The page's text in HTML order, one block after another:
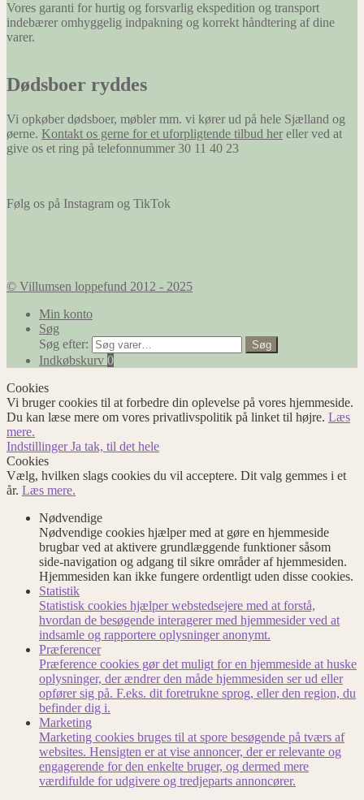
Vores garanti for hurtig og forsvarlig ekspedition og transport
indebærer omhyggelig indpakning og korrekt håndtering af dine
varer.
Dødsboer ryddes
Vi opkøber dødsboer, møbler mm. vi kører ud på hele Sjælland og
øerne. Kontakt os gerne for et uforpligtende tilbud her eller ved at
give os et ring på telefonnummer 30 11 40 23
Følg os på Instagram og TikTok
© Villumsen loppefund 2012 - 2025
Min konto
Søg
Søg efter:
Søg
Indkøbskurv 0
Cookies
Vi bruger cookies til at forbedre din oplevelse på vores hjemmeside.
Du kan læse mere om vores privatlivspolitik på linket til højre. Læs
mere.
IndstillingerJa tak, til det hele
Cookies
Vælg, hvilken slags cookies du vil acceptere. Dit valg gemmes i et
år. Læs mere.
Nødvendige
Nødvendige cookies hjælper med at gøre en hjemmeside
brugbar ved at aktivere grundlæggende funktioner såsom
side-navigation og adgang til sikre områder af hjemmesiden.
Hjemmesiden kan ikke fungere ordentligt uden disse cookies.
Statistik
Statistisk cookies hjælper webstedsejere med at forstå,
hvordan de besøgende interagerer med hjemmesider ved at
indsamle og rapportere oplysninger anonymt.
Præferencer
Præference cookies gør det muligt for en hjemmeside at huske
oplysninger, der ændrer den måde hjemmesiden ser ud eller
opfører sig på. F.eks. dit foretrukne sprog, eller den region, du
befinder dig i.
Marketing
Marketing cookies bruges til at spore besøgende på tværs af
websites. Hensigten er at vise annoncer, der er relevante og
engagerende for den enkelte bruger, og dermed mere
værdifulde for udgivere og tredjeparts annoncører.